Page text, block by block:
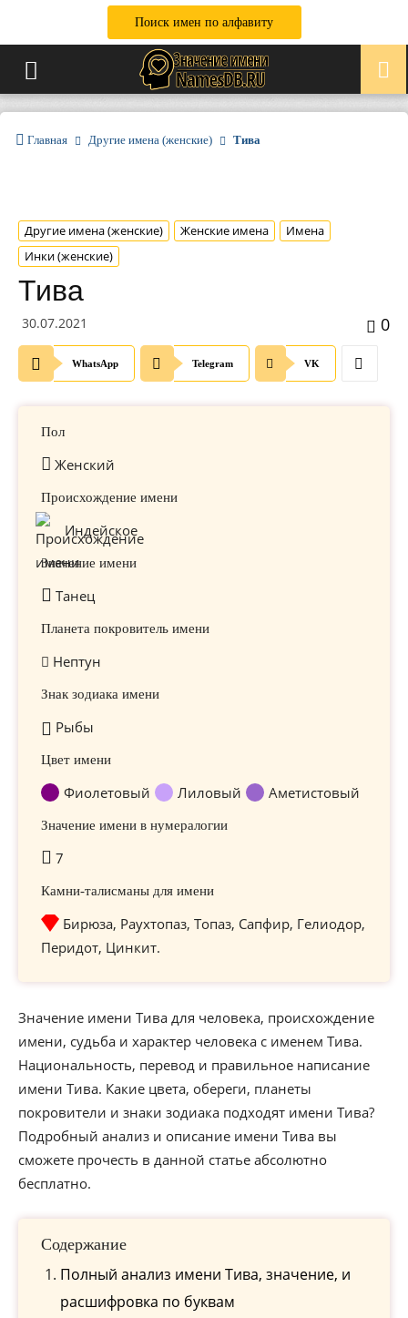
Поиск имен по алфавиту
Главная Другие имена (женские) Тива
Другие имена (женские) Женские имена
Имена
Инки (женские)
Тива
30.07.2021 0
WhatsApp Telegram VK
Пол
Женский
Происхождение имени
Индейское
Значение имени
Танец
Планета покровитель имени
Нептун
Знак зодиака имени
Рыбы
Цвет имени
Фиолетовый Лиловый Аметистовый
Значение имени в нумералогии
7
Камни-талисманы для имени
Бирюза, Раухтопаз, Топаз, Сапфир, Гелиодор,
Перидот, Цинкит.
Значение имени Тива для человека, происхождение
имени, судьба и характер человека с именем Тива.
Национальность, перевод и правильное написание
имени Тива. Какие цвета, обереги, планеты
покровители и знаки зодиака подходят имени Тива?
Подробный анализ и описание имени Тива вы
сможете прочесть в данной статье абсолютно
бесплатно.
Содержание
Полный анализ имени Тива, значение, и
расшифровка по буквам